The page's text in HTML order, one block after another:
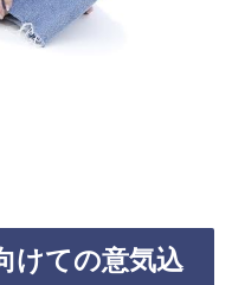
けての意気込